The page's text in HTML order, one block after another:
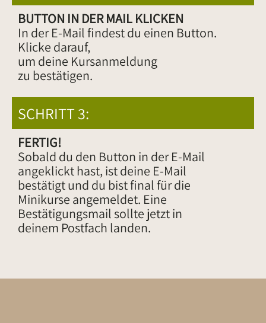
BUTTON IN DER MAIL KLICKEN
In der E-Mail findest du einen Button.
Klicke darauf,
um deine Kursanmeldung
zu bestätigen.
SCHRITT 3:
FERTIG!
Sobald du den Button in der E-Mail
angeklickt hast, ist deine E-Mail
bestätigt und du bist final für die
Minikurse angemeldet. Eine
Bestätigungsmail sollte jetzt in
deinem Postfach landen.